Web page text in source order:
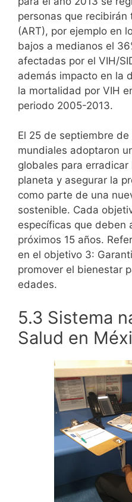
personas que
(ART), por ejemplo en
bajos a medianos el
afectadas por el VIH/
además impacto en la
la mortalidad por VIH
periodo 2005-2013.
El 25 de septiembre
mundiales adoptaron
globales para
planeta y asegurar la
como parte de una
sostenible. Cada
específicas que deben
próximos 15 años.
en el objetivo 3:
promover el bienestar
edades.
5.3 Sistema
Salud en